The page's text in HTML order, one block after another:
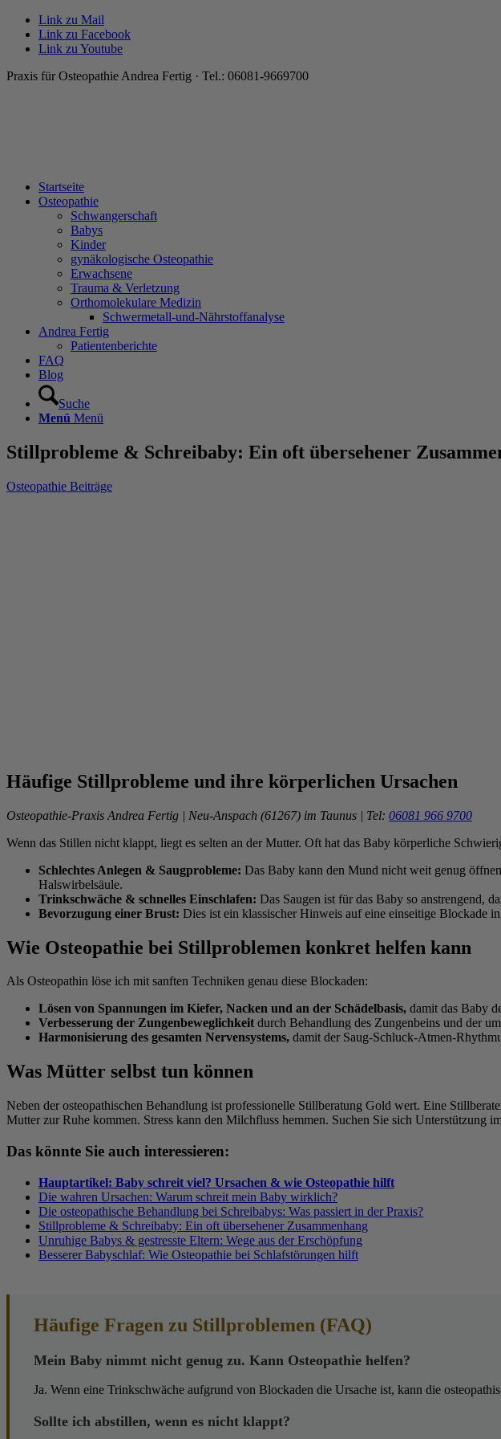
Link zu Mail
Link zu Facebook
Link zu Youtube
Praxis für Osteopathie Andrea Fertig · Tel.: 06081-9669700
Startseite
Osteopathie
Schwangerschaft
Babys
Kinder
gynäkologische Osteopathie
Erwachsene
Trauma & Verletzung
Orthomolekulare Medizin
Schwermetall-und-Nährstoffanalyse
Andrea Fertig
Patientenberichte
FAQ
Blog
Suche
Menü Menü
Stillprobleme & Schreibaby: Ein oft übersehener
Osteopathie Beiträge
Häufige Stillprobleme und ihre körperlichen Ursachen
Osteopathie-Praxis Andrea Fertig | Neu-Anspach (61267) im Taunus | Tel: 06081 966 9700
Wenn das Stillen nicht klappt, liegt es selten an der Mutter. Oft hat das Baby körperliche
Schlechtes Anlegen & Saugprobleme: Das Baby kann den Mund nicht weit genug
Halswirbelsäule.
Trinkschwäche & schnelles Einschlafen: Das Saugen ist für das Baby so anstrengend,
Bevorzugung einer Brust: Dies ist ein klassischer Hinweis auf eine einseitige Blockade
Wie Osteopathie bei Stillproblemen konkret helfen kann
Als Osteopathin löse ich mit sanften Techniken genau diese Blockaden:
Lösen von Spannungen im Kiefer, Nacken und an der Schädelbasis, damit das Baby
Verbesserung der Zungenbeweglichkeit durch Behandlung des Zungenbeins und der
Harmonisierung des gesamten Nervensystems, damit der Saug-Schluck-Atmen-
Was Mütter selbst tun können
Neben der osteopathischen Behandlung ist professionelle Stillberatung Gold wert. Eine
Mutter zur Ruhe kommen. Stress kann den Milchfluss hemmen. Suchen Sie sich Unterstützung
Das könnte Sie auch interessieren:
Hauptartikel: Baby schreit viel? Ursachen & wie Osteopathie hilft
Die wahren Ursachen: Warum schreit mein Baby wirklich?
Die osteopathische Behandlung bei Schreibabys: Was passiert in der Praxis?
Stillprobleme & Schreibaby: Ein oft übersehener Zusammenhang
Unruhige Babys & gestresste Eltern: Wege aus der Erschöpfung
Besserer Babyschlaf: Wie Osteopathie bei Schlafstörungen hilft
Häufige Fragen zu Stillproblemen (FAQ)
Mein Baby nimmt nicht genug zu. Kann Osteopathie helfen?
Ja. Wenn eine Trinkschwäche aufgrund von Blockaden die Ursache ist, kann die
Sollte ich abstillen, wenn es nicht klappt?